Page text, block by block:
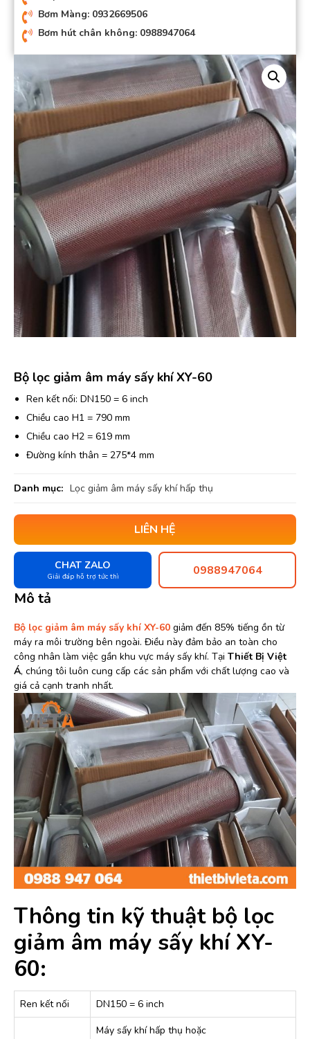
Bơm Màng: 0932669506
Bơm hút chân không: 0988947064
Bộ lọc giảm âm máy sấy khí XY-60
Ren kết nối: DN150 = 6 inch
Chiều cao H1 = 790 mm
Chiều cao H2 = 619 mm
Đường kính thân = 275*4 mm
Danh mục: Lọc giảm âm máy sấy khí hấp thụ
LIÊN HỆ
CHAT ZALO
Giải đáp hỗ trợ tức thì 0988947064
Mô tả
Bộ lọc giảm âm máy sấy khí XY-60 giảm đến 85% tiếng ồn từ
máy ra môi trường bên ngoài. Điều này đảm bảo an toàn cho
công nhân làm việc gần khu vực máy sấy khí. Tại Thiết Bị Việt
Á, chúng tôi luôn cung cấp các sản phẩm với chất lượng cao và
giá cả cạnh tranh nhất.
Thông tin kỹ thuật bộ lọc
giảm âm máy sấy khí XY-
60:
Ren kết nối
DN150 = 6 inch
Máy sấy khí hấp thụ hoặc